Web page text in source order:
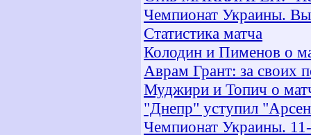
Чемпионат Украины.
Статистика матча
Колодин и Пименов о
Аврам Грант: за своих
Муджири и Топич о
"Днепр" уступил
Чемпионат Украины.